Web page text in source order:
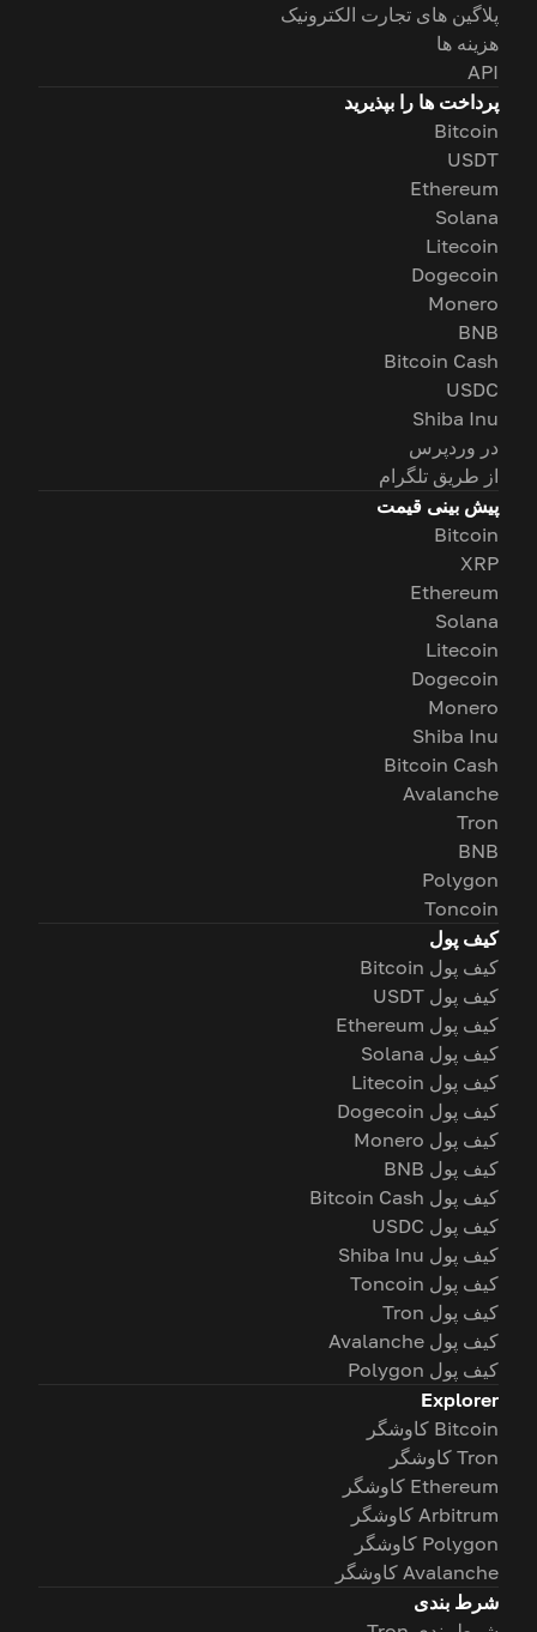
پلاگین های تجارت الکترونیک
هزینه ها
API
پرداخت ها را بپذیرید
Bitcoin
USDT
Ethereum
Solana
Litecoin
Dogecoin
Monero
BNB
Bitcoin Cash
USDC
Shiba Inu
در وردپرس
از طریق تلگرام
پیش بینی قیمت
Bitcoin
XRP
Ethereum
Solana
Litecoin
Dogecoin
Monero
Shiba Inu
Bitcoin Cash
Avalanche
Tron
BNB
Polygon
Toncoin
کیف پول
کیف پول Bitcoin
کیف پول USDT
کیف پول Ethereum
کیف پول Solana
کیف پول Litecoin
کیف پول Dogecoin
کیف پول Monero
کیف پول BNB
کیف پول Bitcoin Cash
کیف پول USDC
کیف پول Shiba Inu
کیف پول Toncoin
کیف پول Tron
کیف پول Avalanche
کیف پول Polygon
Explorer
Bitcoin کاوشگر
Tron کاوشگر
Ethereum کاوشگر
Arbitrum کاوشگر
Polygon کاوشگر
Avalanche کاوشگر
شرط بندی